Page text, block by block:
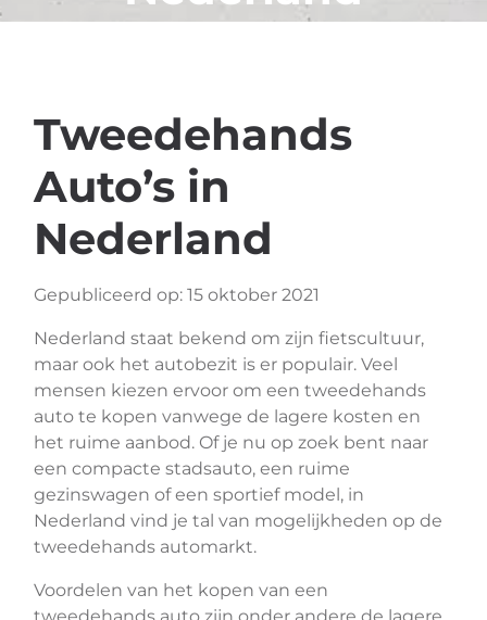
Tweedehands
Auto’s in
Nederland
Gepubliceerd op: 15 oktober 2021
Nederland staat bekend om zijn fietscultuur,
maar ook het autobezit is er populair. Veel
mensen kiezen ervoor om een tweedehands
auto te kopen vanwege de lagere kosten en
het ruime aanbod. Of je nu op zoek bent naar
een compacte stadsauto, een ruime
gezinswagen of een sportief model, in
Nederland vind je tal van mogelijkheden op de
tweedehands automarkt.
Voordelen van het kopen van een